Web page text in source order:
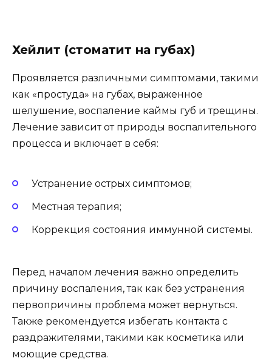
Хейлит (стоматит на губах)
Проявляется различными симптомами, такими
как «простуда» на губах, выраженное
шелушение, воспаление каймы губ и трещины.
Лечение зависит от природы воспалительного
процесса и включает в себя:
Устранение острых симптомов;
Местная терапия;
Коррекция состояния иммунной системы.
Перед началом лечения важно определить
причину воспаления, так как без устранения
первопричины проблема может вернуться.
Также рекомендуется избегать контакта с
раздражителями, такими как косметика или
моющие средства.